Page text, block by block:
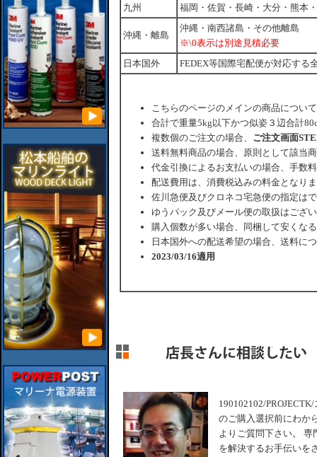
九州
福岡・佐賀・長崎・大分・熊本
沖縄・離島
沖縄・南西諸島・その他離島
※\0表示は別途見積必要
日本国外
FEDEX等国際宅配便が対応する
こちらのページのメインの商品につい
合計で重量5kg以下かつ似姿３辺合計
複数個のご注文の場合、 ご注文画面
送料無料商品の場合、原則として該当
代金引換によるお支払いの場合、手数
配送費用は、消費税込みの料金となり
佐川急便及びクロネコ宅急便の指定は
ゆうパック及びメール便の取扱はござ
購入個数が多い場合、同梱して安くな
日本国外への配送希望の場合、送料に
2023/03/16適用
190102102/
のご購入選択前にわか
よりご質問下さい。
を解決するお手伝いを